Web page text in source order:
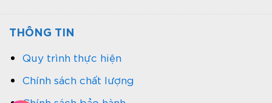
THÔNG TIN
Quy trình thực hiện
Chính sách chất lượng